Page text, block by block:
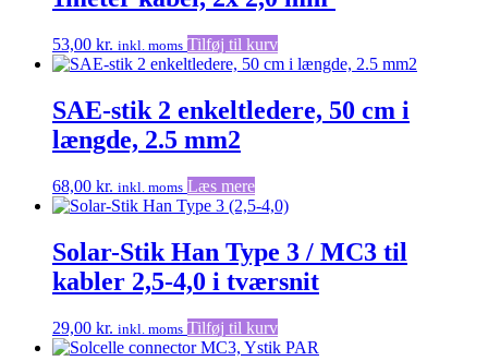
53,00 kr. inkl. moms Tilføj til kurv
SAE-stik 2 enkeltledere, 50 cm i
længde, 2.5 mm2
68,00 kr. inkl. moms Læs mere
Solar-Stik Han Type 3 / MC3 til
kabler 2,5-4,0 i tværsnit
29,00 kr. inkl. moms Tilføj til kurv